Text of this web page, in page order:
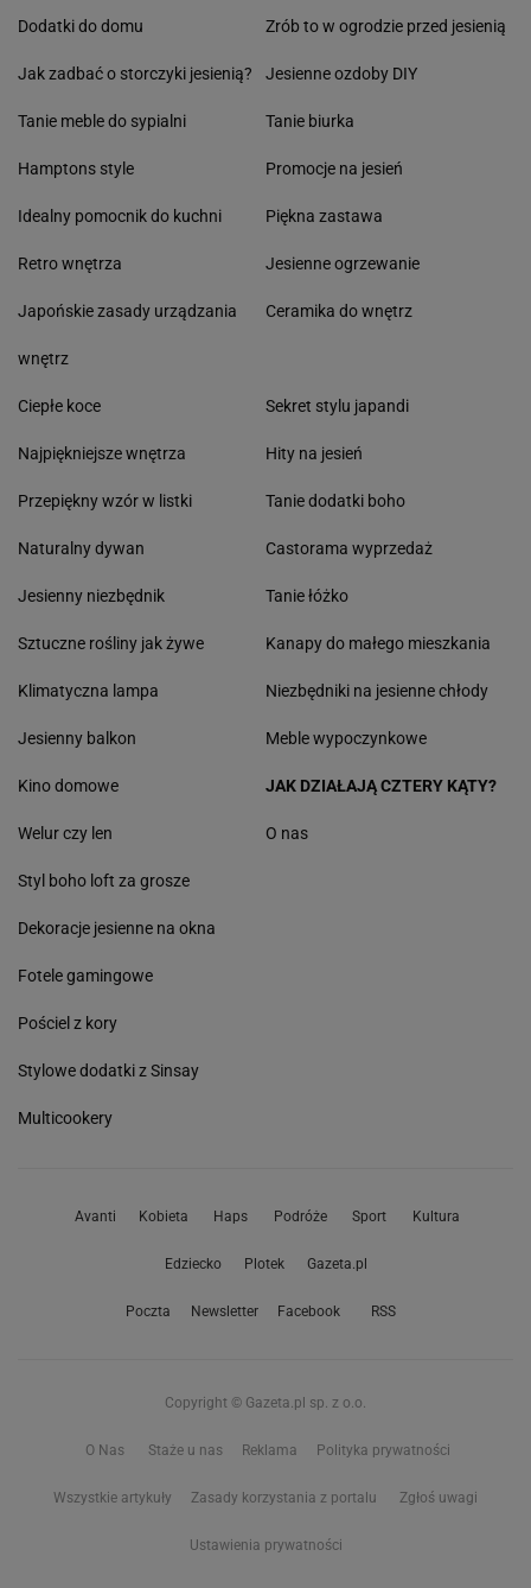
Dodatki do domu
Jak zadbać o storczyki jesienią?
Tanie meble do sypialni
Hamptons style
Idealny pomocnik do kuchni
Retro wnętrza
Japońskie zasady urządzania
wnętrz
Zrób to w ogrodzie przed jesienią
Jesienne ozdoby DIY
Tanie biurka
Promocje na jesień
Piękna zastawa
Jesienne ogrzewanie
Ceramika do wnętrz
Ciepłe koce
Najpiękniejsze wnętrza
Przepiękny wzór w listki
Naturalny dywan
Jesienny niezbędnik
Sztuczne rośliny jak żywe
Klimatyczna lampa
Jesienny balkon
Sekret stylu japandi
Hity na jesień
Tanie dodatki boho
Castorama wyprzedaż
Tanie łóżko
Kanapy do małego mieszkania
Niezbędniki na jesienne chłody
Meble wypoczynkowe
Kino domowe
Welur czy len
Styl boho loft za grosze
Dekoracje jesienne na okna
Fotele gamingowe
Pościel z kory
Stylowe dodatki z Sinsay
Multicookery
JAK DZIAŁAJĄ CZTERY KĄTY?
O nas
Avanti Kobieta Haps Podróże Sport Kultura
Edziecko Plotek Gazeta.pl
Poczta Newsletter Facebook RSS
Copyright © Gazeta.pl sp. z o.o.
O Nas Staże u nas Reklama Polityka prywatności
Wszystkie artykuły Zasady korzystania z portalu Zgłoś uwagi
Ustawienia prywatności